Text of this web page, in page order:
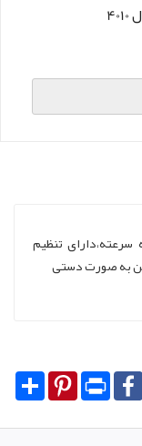
کنترل،قدرت 50 وات،سه سرعته،دارای تنظیم
به صورت دستی
Share PinterestPrint